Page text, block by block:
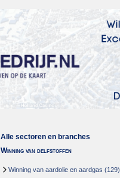
Alle sectoren en branches
Winning van delfstoffen
Winning van aardolie en aardgas (129)